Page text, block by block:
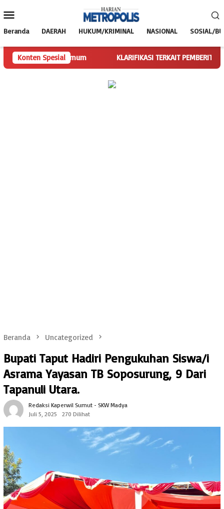
ke
Mobile
Beranda DAERAH HUKUM/KRIMINAL NASIONAL SOSIAL/
Konten Spesial
Ketua Umum KLARIFIKASI TERKAIT PEMBERITAAN SPBU
Beranda Uncategorized
Bupati Taput Hadiri Pengukuhan Siswa/i
Asrama Yayasan TB Soposurung, 9 Dari
Tapanuli Utara.
Redaksi Kaperwil Sumut - SKW Madya
Juli 5, 2025
270 Dilihat